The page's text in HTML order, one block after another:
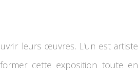
leurs œuvres. L'un est artiste
cette exposition toute en